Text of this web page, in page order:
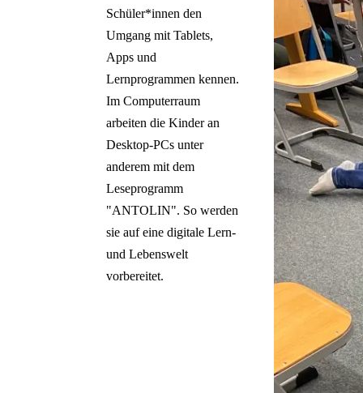
Schüler*innen den
Umgang mit Tablets,
Apps und
Lernprogrammen kennen.
Im Computerraum
arbeiten die Kinder an
Desktop-PCs unter
anderem mit dem
Leseprogramm
"ANTOLIN". So werden
sie auf eine digitale Lern-
und Lebenswelt
vorbereitet.